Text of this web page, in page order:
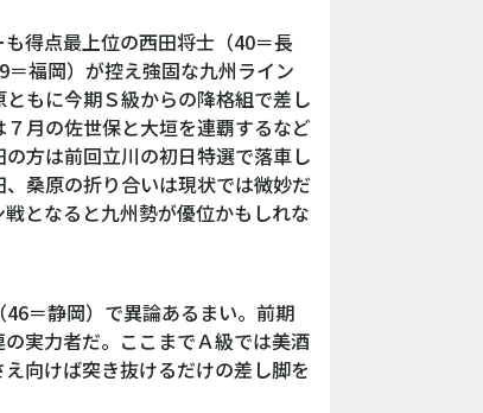
得点最上位の西田将士（40＝長
福岡）が控え強固な九州ライン
もに今期Ｓ級からの降格組で差し
月の佐世保と大垣を連覇するなど
方は前回立川の初日特選で落車し
桑原の折り合いは現状では微妙だ
となると九州勢が優位かもしれな
＝静岡）で異論あるまい。前期
実力者だ。ここまでＡ級では美酒
向けば突き抜けるだけの差し脚を